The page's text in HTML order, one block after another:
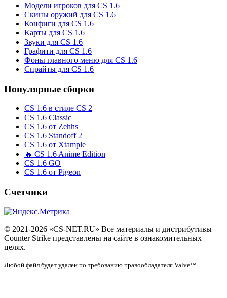
Модели игроков для CS 1.6
Скины оружий для CS 1.6
Конфиги для CS 1.6
Карты для CS 1.6
Звуки для CS 1.6
Графити для CS 1.6
Фоны главного меню для CS 1.6
Спрайты для CS 1.6
Популярные сборки
CS 1.6 в стиле CS 2
CS 1.6 Classic
CS 1.6 от Zehhs
CS 1.6 Standoff 2
CS 1.6 от Xtample
🔥 CS 1.6 Anime Edition
CS 1.6 GO
CS 1.6 от Pigeon
Счетчики
© 2021-2026 «CS-NET.RU» Все материалы и дистрибутивы
Counter Strike представлены на сайте в ознакомительных
целях.
Любой файл будет удален по требованию правообладателя Valve™